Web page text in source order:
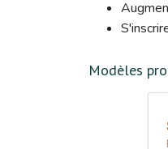
Modèles